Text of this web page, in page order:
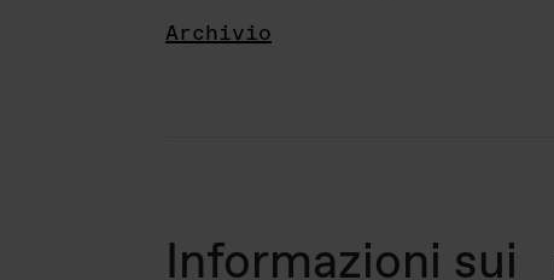
Archivio
Informazioni sui